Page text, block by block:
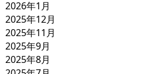
2026年1月
2025年12月
2025年11月
2025年9月
2025年8月